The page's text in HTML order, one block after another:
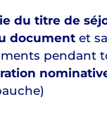
du titre de
documentet
pendant